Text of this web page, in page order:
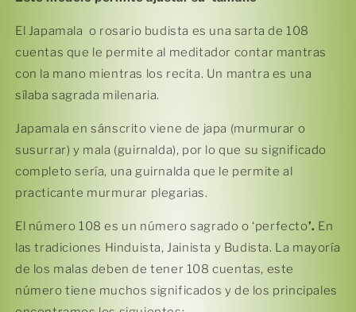
El Japamala o rosario budista es una sarta de 108
cuentas que le permite al meditador contar mantras
con la mano mientras los recita. Un mantra es una
sílaba sagrada milenaria.
Japamala en sánscrito viene de japa (murmurar o
susurrar) y mala (guirnalda), por lo que su significado
completo sería, una guirnalda que le permite al
practicante murmurar plegarias.
El número 108 es un número sagrado o ‘perfecto’. En
las tradiciones Hinduista, Jainista y Budista. La mayoría
de los malas deben de tener 108 cuentas, este
número tiene muchos significados y de los principales